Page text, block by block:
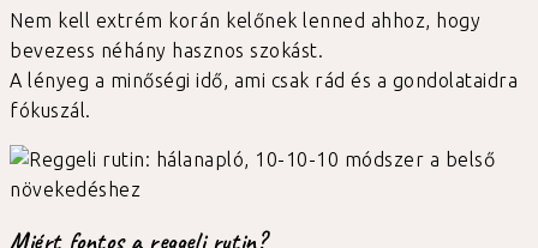
Nem kell extrém korán kelőnek lenned ahhoz, hogy
bevezess néhány hasznos szokást.
A lényeg a minőségi idő, ami csak rád és a gondolataidra
fókuszál.
Miért fontos a reggeli rutin?